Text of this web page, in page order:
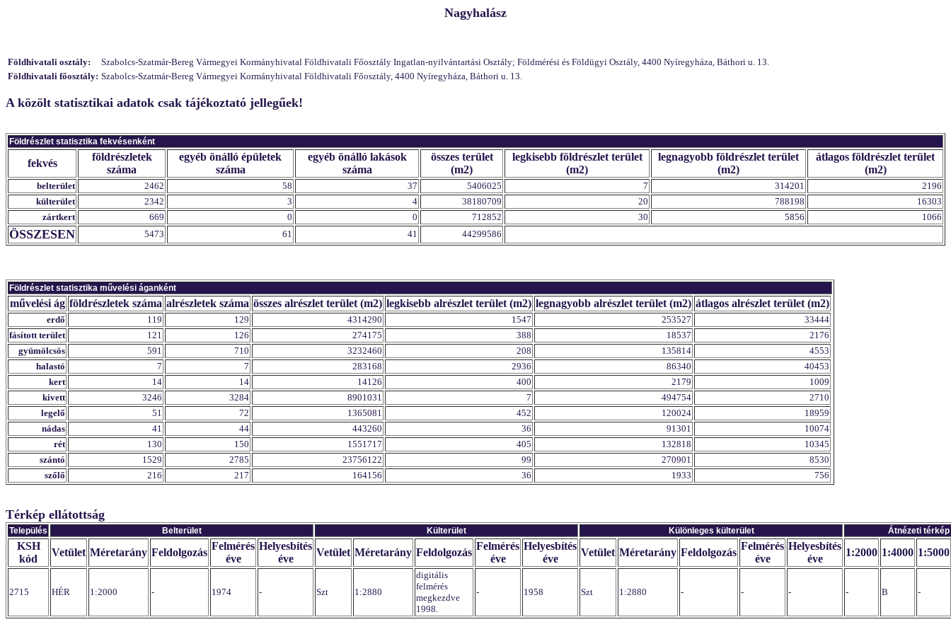
Nagyhalász
Földhivatali osztály:
Szabolcs-Szatmár-Bereg Vármegyei Kormányhivatal Földhivatali Főosztály Ingatlan-nyilvántartási Osztály; Földmérési és Földügyi Osztály, 4400 Nyíregyháza, Báthori u. 13.
Földhivatali főosztály: Szabolcs-Szatmár-Bereg Vármegyei Kormányhivatal Földhivatali Főosztály, 4400 Nyíregyháza, Báthori u. 13.
A közölt statisztikai adatok csak tájékoztató jellegűek!
Földrészlet statisztika fekvésenként
fekvés
földrészletek
száma
egyéb önálló épületek
száma
egyéb önálló lakások
száma
összes terület
(m2)
legkisebb földrészlet terület
(m2)
legnagyobb földrészlet terület
(m2)
átlagos földrészlet terület
(m2)
belterület 2462 58 37 5406025 7 314201
2196
külterület
2342 3 4 38180709 20 788198
16303
zártkert
669 0 0 712852 30 5856 1066
ÖSSZESEN 5473 61 41 44299586
Földrészlet statisztika művelési áganként
művelési ág földrészletek száma alrészletek száma összes alrészlet terület (m2) legkisebb alrészlet terület (m2) legnagyobb alrészlet terület (m2) átlagos alrészlet terület (m2)
erdő 119 129 4314290 1547 253527
33444
fásított terület
121 126 274175 388 18537
2176
gyümölcsös
591 710 3232460 208 135814
4553
halastó
7 7 283168 2936 86340
40453
kert
14 14 14126 400 2179
1009
kivett
3246 3284 8901031 7 494754
2710
legelő
51 72 1365081 452 120024
18959
nádas
41 44 443260 36 91301
10074
rét
130 150 1551717 405 132818
10345
szántó
1529 2785 23756122 99 270901
8530
szőlő
216 217 164156 36 1933 756
Térkép ellátottság
Település Belterület Külterület Különleges külterület Átnézeti térkép
KSH
kód
Vetület Méretarány Feldolgozás
Felmérés
éve
Helyesbítés
éve
Vetület Méretarány Feldolgozás
Felmérés
éve
Helyesbítés
éve
Vetület Méretarány Feldolgozás
Felmérés
éve
Helyesbítés
éve
1:2000 1:4000 1:5000
2715 HÉR 1:2000 - 1974 - Szt 1:2880
digitális
felmérés
megkezdve
1998.
- 1958 Szt 1:2880 - - - - B -